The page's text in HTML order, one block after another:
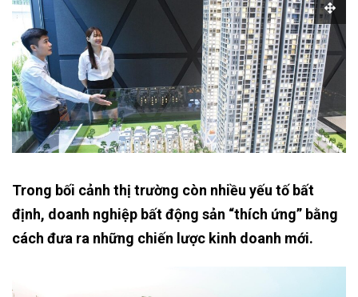
Trong bối cảnh thị trường còn nhiều yếu tố bất
định, doanh nghiệp bất động sản “thích ứng” bằng
cách đưa ra những chiến lược kinh doanh mới.